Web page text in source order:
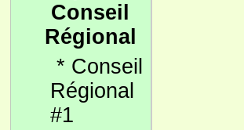
Conseil
Régional
* Conseil
Régional
#1